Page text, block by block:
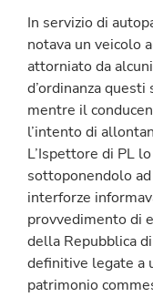
In servizio di
notava un veicolo
attorniato da
d’ordinanza
mentre il
l’intento di
L’Ispettore di PL
sottoponendolo
interforze
provvedimento di
della Repubblica
definitive legate a
patrimonio